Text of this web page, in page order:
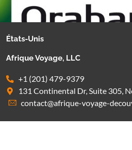
États-Unis
Afrique Voyage, LLC
+1 (201) 479-9379
131 Continental Dr, Suite 305,
contact@afrique-voyage-